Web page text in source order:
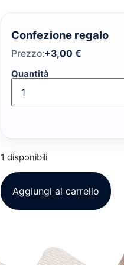
Confezione regalo
Prezzo:+3,00€
Quantità
1 disponibili
Aggiungi al carrello